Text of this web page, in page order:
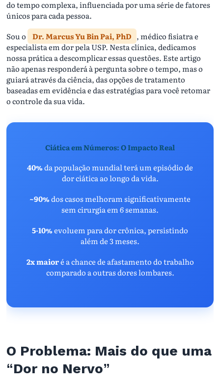
do tempo complexa, influenciada por uma série de fatores
únicos para cada pessoa.
Sou o
Dr. Marcus Yu Bin Pai, PhD , médico fisiatra e
especialista em dor pela USP. Nesta clínica, dedicamos
nossa prática a descomplicar essas questões. Este artigo
não apenas responderá à pergunta sobre o tempo, mas o
guiará através da ciência, das opções de tratamento
baseadas em evidência e das estratégias para você retomar
o controle da sua vida.
Ciática em Números: O Impacto Real
40%da população mundial terá um episódio de
dor ciática ao longo da vida.
~90%dos casos melhoram significativamente
sem cirurgia em 6 semanas.
5-10%evoluem para dor crônica, persistindo
além de 3 meses.
2x maioré a chance de afastamento do trabalho
comparado a outras dores lombares.
O Problema: Mais do que uma
“Dor no Nervo”